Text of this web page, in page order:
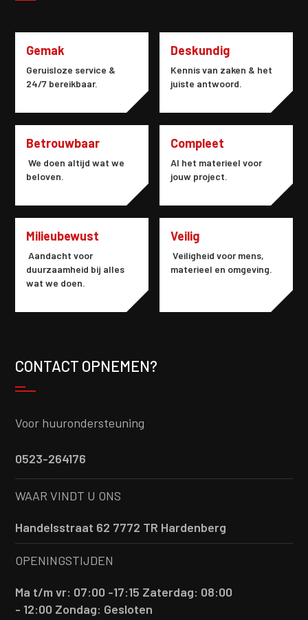
Gemak
Geruisloze service &
24/7 bereikbaar.
Deskundig
Kennis van zaken & het
juiste antwoord.
Betrouwbaar
We doen altijd wat we
beloven.
Compleet
Al het materieel voor
jouw project.
Milieubewust
Aandacht voor
duurzaamheid bij alles
wat we doen.
Veilig
Veiligheid voor mens,
materieel en omgeving.
CONTACT OPNEMEN?
Voor huurondersteuning
0523-264176
WAAR VINDT U ONS
Handelsstraat 62 7772 TR Hardenberg
OPENINGSTIJDEN
Ma t/m vr: 07:00 -17:15 Zaterdag: 08:00
- 12:00 Zondag: Gesloten